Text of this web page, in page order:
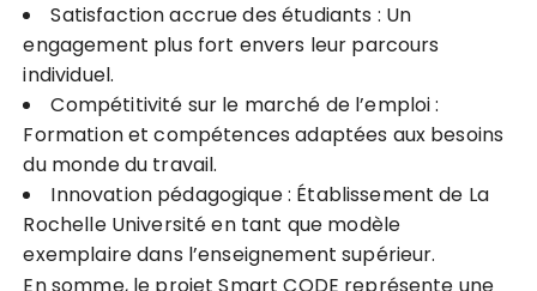
Satisfaction accrue des étudiants : Un
engagement plus fort envers leur parcours
individuel.
Compétitivité sur le marché de l’emploi :
Formation et compétences adaptées aux besoins
du monde du travail.
Innovation pédagogique : Établissement de La
Rochelle Université en tant que modèle
exemplaire dans l’enseignement supérieur.